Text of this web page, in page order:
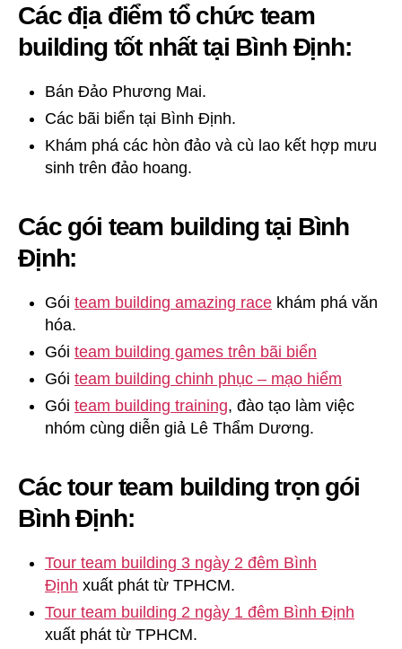
Các địa điểm tổ chức team
building tốt nhất tại Bình Định:
Bán Đảo Phương Mai.
Các bãi biển tại Bình Định.
Khám phá các hòn đảo và cù lao kết hợp mưu
sinh trên đảo hoang.
Các gói team building tại Bình
Định:
Gói team building amazing race khám phá văn
hóa.
Gói team building games trên bãi biển
Gói team building chinh phục – mạo hiểm
Gói team building training, đào tạo làm việc
nhóm cùng diễn giả Lê Thẩm Dương.
Các tour team building trọn gói
Bình Định:
Tour team building 3 ngày 2 đêm Bình
Định xuất phát từ TPHCM.
Tour team building 2 ngày 1 đêm Bình Định
xuất phát từ TPHCM.